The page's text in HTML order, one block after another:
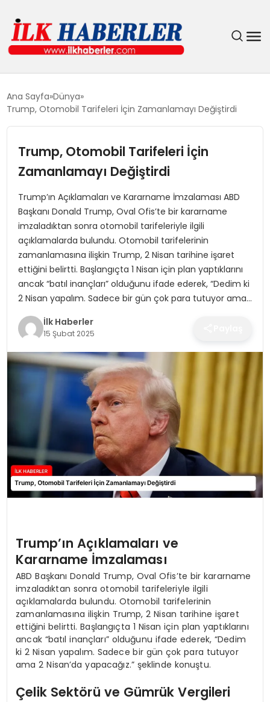
EKONOMI
MAGAZIN
SIYASET
SPOR
Ana Sayfa Dünya
Trump, Otomobil Tarifeleri İçin Zamanlamayı Değiştirdi
Trump, Otomobil Tarifeleri İçin
Zamanlamayı Değiştirdi
Trump’ın Açıklamaları ve Kararname İmzalaması ABD
Başkanı Donald Trump, Oval Ofis’te bir kararname
imzaladıktan sonra otomobil tarifeleriyle ilgili
açıklamalarda bulundu. Otomobil tarifelerinin
zamanlamasına ilişkin Trump, 2 Nisan tarihine işaret
ettiğini belirtti. Başlangıçta 1 Nisan için plan yaptıklarını
ancak “batıl inançları” olduğunu ifade ederek, “Dedim ki
2 Nisan yapalım. Sadece bir gün çok para tutuyor ama…
İlk Haberler
15 Şubat 2025
Trump’ın Açıklamaları ve
Kararname İmzalaması
ABD Başkanı Donald Trump, Oval Ofis’te bir kararname
imzaladıktan sonra otomobil tarifeleriyle ilgili
açıklamalarda bulundu. Otomobil tarifelerinin
zamanlamasına ilişkin Trump, 2 Nisan tarihine işaret
ettiğini belirtti. Başlangıçta 1 Nisan için plan yaptıklarını
ancak “batıl inançları” olduğunu ifade ederek, “Dedim
ki 2 Nisan yapalım. Sadece bir gün çok para tutuyor
ama 2 Nisan’da yapacağız.” şeklinde konuştu.
Çelik Sektörü ve Gümrük Vergileri